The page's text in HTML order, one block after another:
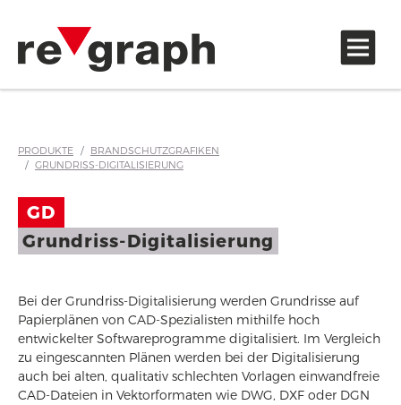
Zubehör und Hinweisaufkleber
PRODUKTE
BRANDSCHUTZGRAFIKEN
GRUNDRISS-DIGITALISIERUNG
GD
Grundriss-Digitalisierung
Bei der Grundriss-Digitalisierung werden Grundrisse auf
Papierplänen von CAD-Spezialisten mithilfe hoch
entwickelter Softwareprogramme digitalisiert. Im Vergleich
zu eingescannten Plänen werden bei der Digitalisierung
auch bei alten, qualitativ schlechten Vorlagen einwandfreie
CAD-Dateien in Vektorformaten wie DWG, DXF oder DGN